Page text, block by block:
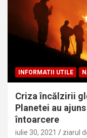
INFORMATII UTILE
Criza încălzirii
Planetei au
întoarcere
iulie 30, 2021 ziarul